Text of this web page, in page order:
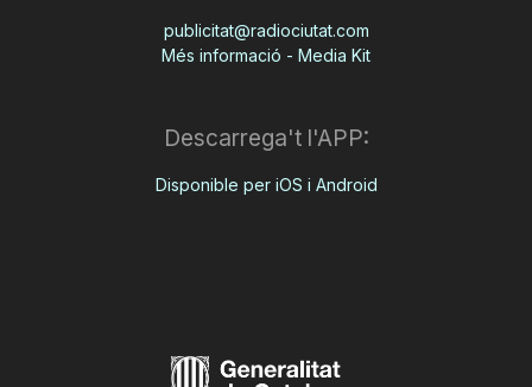
publicitat@radiociutat.com
Més informació - Media Kit
Descarrega't l'APP:
Disponible per iOS i Android